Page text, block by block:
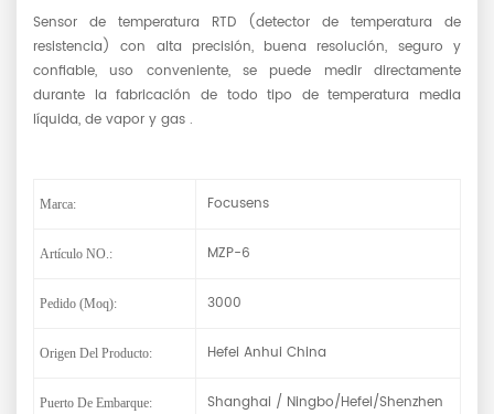
Sensor de temperatura RTD (detector de temperatura de
resistencia) con alta precisión, buena resolución, seguro y
confiable, uso conveniente, se puede medir directamente
durante la fabricación de todo tipo de temperatura media
líquida, de vapor y gas .
Marca: Focusens
Artículo NO.: MZP-6
Pedido (moq): 3000
Origen Del Producto: Hefei Anhui China
Puerto De Embarque: Shanghai / Ningbo/Hefei/Shenzhen